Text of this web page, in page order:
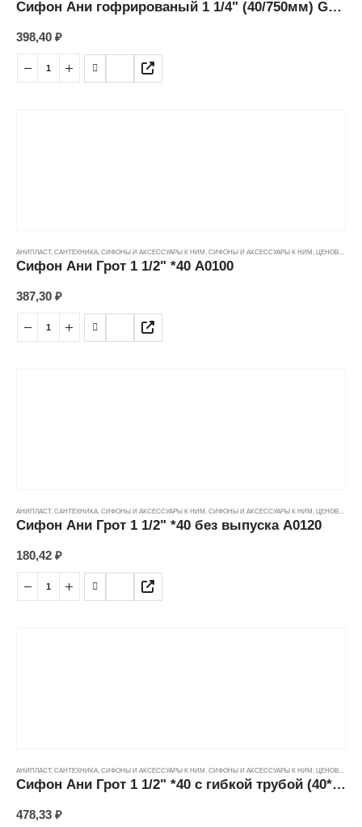
Сифон Ани гофрированый 1 1/4" (40/750мм) G204
398,40 ₽
АНИПЛАСТ, САНТЕХНИКА СИФОНЫ И АКСЕССУАРЫ К НИМ СИФОНЫ И АКСЕССУАРЫ К НИМ ЦЕНОВЫЕ ГРУППЫ
Сифон Ани Грот 1 1/2" *40 А0100
387,30 ₽
АНИПЛАСТ, САНТЕХНИКА СИФОНЫ И АКСЕССУАРЫ К НИМ СИФОНЫ И АКСЕССУАРЫ К НИМ ЦЕНОВЫЕ ГРУППЫ
Сифон Ани Грот 1 1/2" *40 без выпуска А0120
180,42 ₽
АНИПЛАСТ, САНТЕХНИКА СИФОНЫ И АКСЕССУАРЫ К НИМ СИФОНЫ И АКСЕССУАРЫ К НИМ ЦЕНОВЫЕ ГРУППЫ
Сифон Ани Грот 1 1/2" *40 с гибкой трубой (40*40/50мм) А0115
478,33 ₽